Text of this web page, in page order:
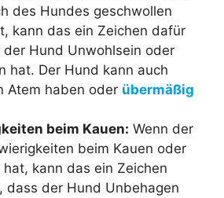
des Hundes geschwollen
kann das ein Zeichen dafür
der Hund Unwohlsein oder
hat. Der Hund kann auch
Atem haben oder übermäßig
beim Kauen: Wenn der
beim Kauen oder
hat, kann das ein Zeichen
dass der Hund Unbehagen